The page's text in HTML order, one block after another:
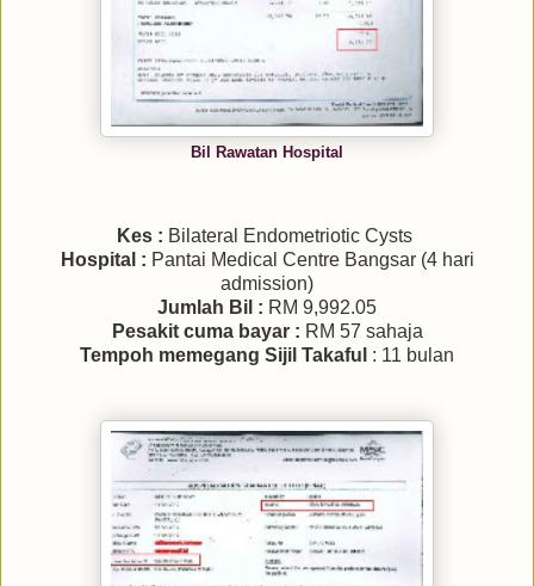
Bil Rawatan Hospital
Kes : Bilateral Endometriotic Cysts
Hospital : Pantai Medical Centre Bangsar (4 hari
admission)
Jumlah Bil : RM 9,992.05
Pesakit cuma bayar : RM 57 sahaja
Tempoh memegang Sijil Takaful : 11 bulan